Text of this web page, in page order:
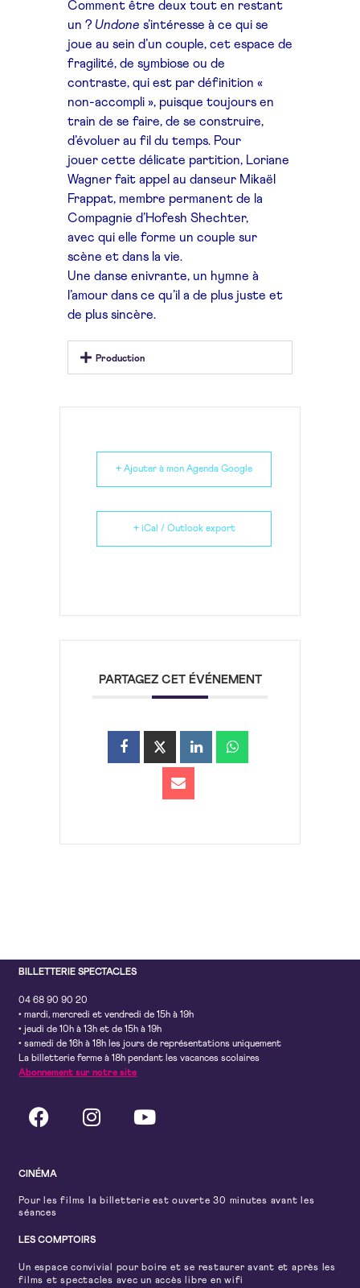
Comment être deux tout en restant
un ? Undone s’intéresse à ce qui se
joue au sein d’un couple, cet espace de
fragilité, de symbiose ou de
contraste, qui est par définition «
non-accompli », puisque toujours en
train de se faire, de se construire,
d’évoluer au fil du temps. Pour
jouer cette délicate partition, Loriane
Wagner fait appel au danseur Mikaël
Frappat, membre permanent de la
Compagnie d’Hofesh Shechter,
avec qui elle forme un couple sur
scène et dans la vie.
Une danse enivrante, un hymne à
l’amour dans ce qu’il a de plus juste et
de plus sincère.
Production
+ Ajouter à mon Agenda Google
+ iCal / Outlook export
PARTAGEZ CET ÉVÉNEMENT
BILLETTERIE SPECTACLES
04 68 90 90 20
• mardi, mercredi et vendredi de 15h à 19h
• jeudi de 10h à 13h et de 15h à 19h
• samedi de 16h à 18h les jours de représentations uniquement
La billetterie ferme à 18h pendant les vacances scolaires
Abonnement sur notre site
CINÉMA
Pour les films la billetterie est ouverte 30 minutes avant les
séances
LES COMPTOIRS
Un espace convivial pour boire et se restaurer avant et après les
films et spectacles avec un accès libre en wifi